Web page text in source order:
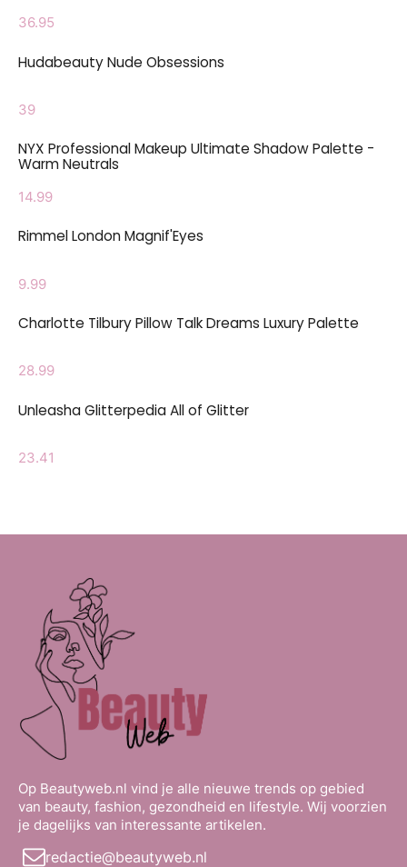
36.95
Hudabeauty Nude Obsessions
39
NYX Professional Makeup Ultimate Shadow Palette -
Warm Neutrals
14.99
Rimmel London Magnif'Eyes
9.99
Charlotte Tilbury Pillow Talk Dreams Luxury Palette
28.99
Unleasha Glitterpedia All of Glitter
23.41
Op Beautyweb.nl vind je alle nieuwe trends op gebied
van beauty, fashion, gezondheid en lifestyle. Wij voorzien
je dagelijks van interessante artikelen.
redactie@beautyweb.nl